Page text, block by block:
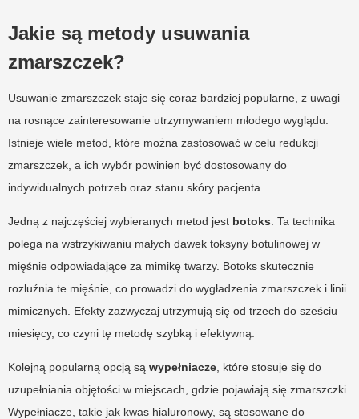
Jakie są metody usuwania
zmarszczek?
Usuwanie zmarszczek staje się coraz bardziej popularne, z uwagi
na rosnące zainteresowanie utrzymywaniem młodego wyglądu.
Istnieje wiele metod, które można zastosować w celu redukcji
zmarszczek, a ich wybór powinien być dostosowany do
indywidualnych potrzeb oraz stanu skóry pacjenta.
Jedną z najczęściej wybieranych metod jest botoks . Ta technika
polega na wstrzykiwaniu małych dawek toksyny botulinowej w
mięśnie odpowiadające za mimikę twarzy. Botoks skutecznie
rozluźnia te mięśnie, co prowadzi do wygładzenia zmarszczek i linii
mimicznych. Efekty zazwyczaj utrzymują się od trzech do sześciu
miesięcy, co czyni tę metodę szybką i efektywną.
Kolejną popularną opcją są wypełniacze , które stosuje się do
uzupełniania objętości w miejscach, gdzie pojawiają się zmarszczki.
Wypełniacze, takie jak kwas hialuronowy, są stosowane do